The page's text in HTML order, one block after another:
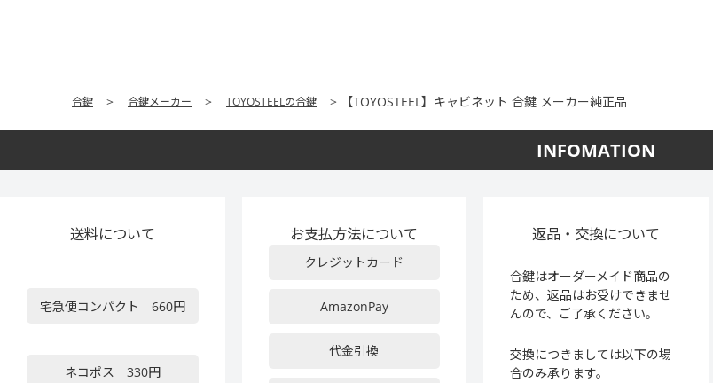
合鍵 合鍵メーカー TOYOSTEELの合鍵 【TOYOSTEEL】キャビネット 合鍵 メーカー純正品
INFOMATION
送料について
宅急便コンパクト 660円
ネコポス 330円
お支払方法について
クレジットカード
AmazonPay
代金引換
返品・交換について
合鍵はオーダーメイド商品の
ため、返品はお受けできませ
んので、ご了承ください。
交換につきましては以下の場
合のみ承ります。